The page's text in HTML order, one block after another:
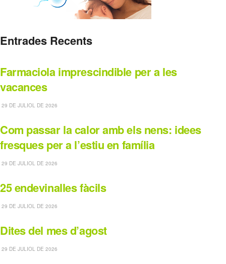
Entrades Recents
Farmaciola imprescindible per a les
vacances
29 DE JULIOL DE 2026
Com passar la calor amb els nens: idees
fresques per a l’estiu en família
29 DE JULIOL DE 2026
25 endevinalles fàcils
29 DE JULIOL DE 2026
Dites del mes d’agost
29 DE JULIOL DE 2026